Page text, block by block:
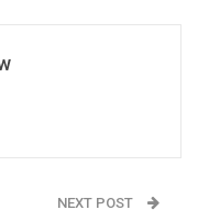
NEXT POST